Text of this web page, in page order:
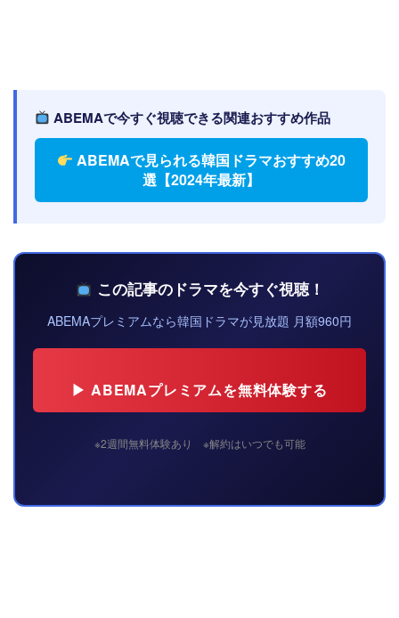
ABEMAで今すぐ視聴できる関連おすすめ作品
ABEMAで見られる韓国ドラマおすすめ20
選【2024年最新】
この記事のドラマを今すぐ視聴！
ABEMAプレミアムなら韓国ドラマが見放題 月額960円
▶ ABEMAプレミアムを無料体験する
※2週間無料体験あり ※解約はいつでも可能